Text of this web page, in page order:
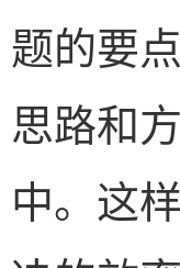
题的要
思路和
中。这